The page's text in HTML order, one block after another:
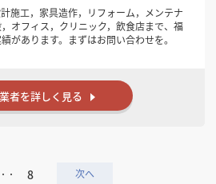
施工，家具造作，リフォーム，メンテナ
オフィス，クリニック，飲食店まで、福
があります。まずはお問い合わせを。
ーやハイブランドの施工を得意としてい
造能力を生かし、試作品の製作やプラン
。オリジナル製品やオリジナル家具の開発
者を詳しく見る
・ 8